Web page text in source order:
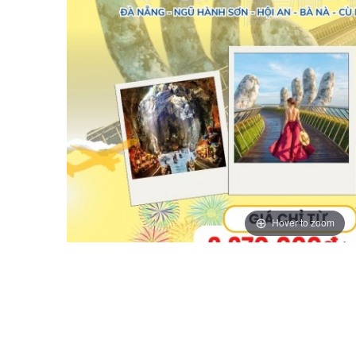
Hover to zoom